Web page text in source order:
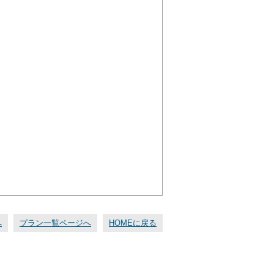
プラン一覧ページへ HOMEに戻る